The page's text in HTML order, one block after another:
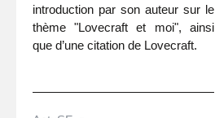
introduction par son auteur sur le
thème "Lovecraft et moi", ainsi
que d’une citation de Lovecraft.